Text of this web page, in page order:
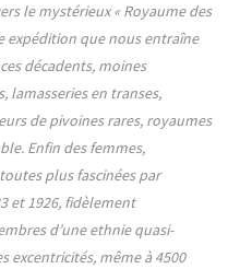
le mystérieux « Royaume des
expédition que nous entraîne
décadents, moines
lamasseries en transes,
de pivoines rares, royaumes
Enfin des femmes,
plus fascinées par
et 1926, fidèlement
d’une ethnie quasi-
excentricités, même à 4500